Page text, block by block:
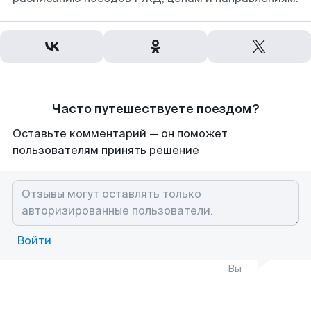
Часто путешествуете поездом?
Оставьте комментарий — он поможет
пользователям принять решение
Войти
Вы